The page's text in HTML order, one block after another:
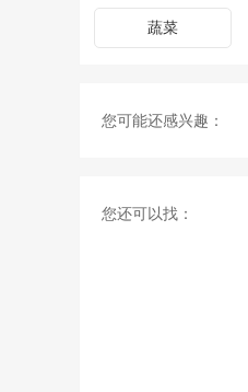
蔬菜
您可能还感兴趣：
您还可以找：